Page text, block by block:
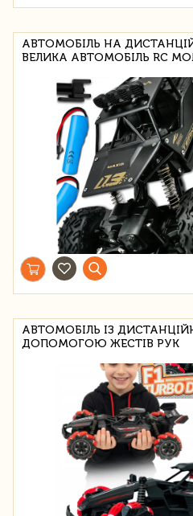
АВТОМОБІЛЬ НА
ВЕЛИКА АВТОМОБІЛЬ RC
АВТОМОБІЛЬ ІЗ
ДОПОМОГОЮ ЖЕСТІВ РУК